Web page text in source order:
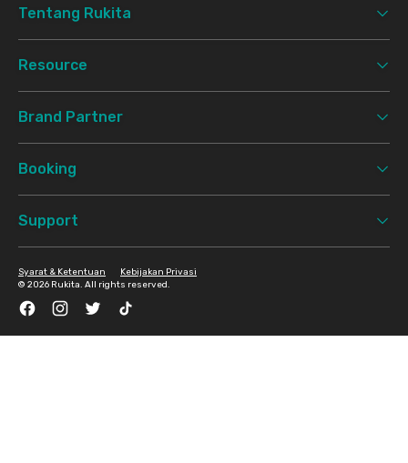
Tentang Rukita
Resource
Brand Partner
Booking
Support
© 2026 Rukita. All rights reserved.
Syarat & Ketentuan Kebijakan Privasi
FacebookInstagramTwitter TikTok